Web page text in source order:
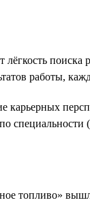
работы,
карьерных
топливо»